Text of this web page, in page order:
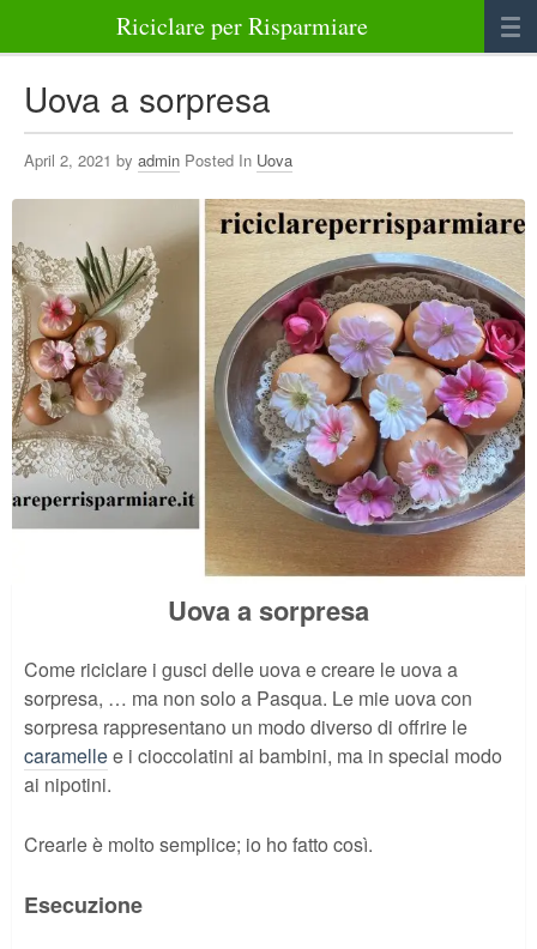
Riciclare per Risparmiare
Bellezza Benessere e Salute
Abbigliamento e Accessori
Varie
Uova a sorpresa
April 2, 2021 by admin Posted In Uova
Uova a sorpresa
Come riciclare i gusci delle uova e creare le uova a
sorpresa, … ma non solo a Pasqua. Le mie uova con
sorpresa rappresentano un modo diverso di offrire le
caramellee i cioccolatini ai bambini, ma in special modo
ai nipotini.
Crearle è molto semplice; io ho fatto così.
Esecuzione